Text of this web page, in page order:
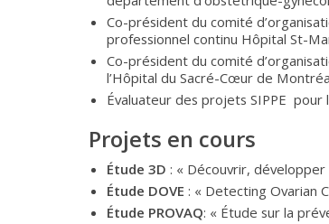
Co-président du comité
professionnel continu Hôpital St-
Co-président du comité
l’Hôpital du Sacré-Cœur de
Évaluateur des projets SIPPE pour
Projets en cours
Étude 3D : « Découvrir,
Étude DOVE : « Detecting Ovarian
Étude PROVAQ: « Étude sur la